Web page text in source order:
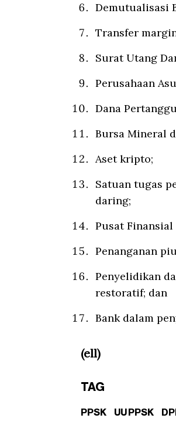
Demutualisasi
Transfer
Surat Utang
Perusahaan
⁠Dana
⁠Bursa Mineral
⁠Aset kripto;
⁠Satuan tugas
daring;
⁠Pusat
⁠Penanganan
Penyelidikan
restoratif; dan
Bank dalam
(ell)
TAG
PPSK UU PPSK